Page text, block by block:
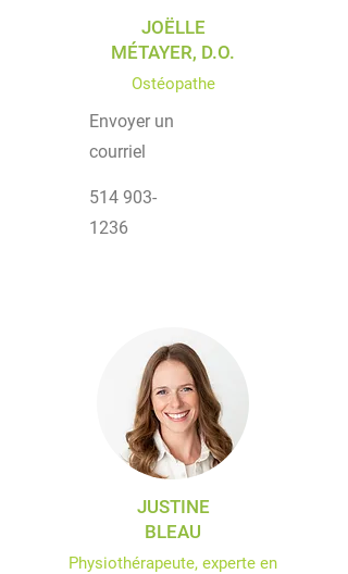
JOËLLE
MÉTAYER, D.O.
Ostéopathe
Envoyer un
courriel
514 903-
1236
JUSTINE
BLEAU
Physiothérapeute, experte en